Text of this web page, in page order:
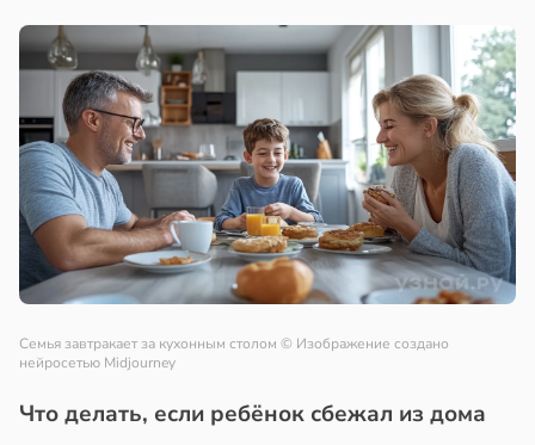
Семья завтракает за кухонным столом © Изображение создано
нейросетью Midjourney
Что делать, если ребёнок сбежал из дома